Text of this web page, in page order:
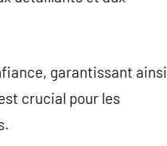
garantissant ainsi
crucial pour les